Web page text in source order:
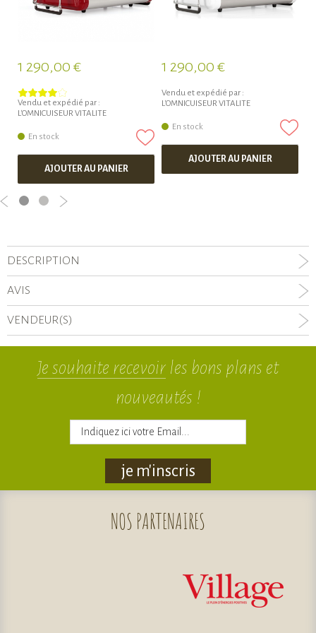
1 290,00 €
Vendu et expédié par :
L'OMNICUISEUR VITALITE
En stock
AJOUTER AU PANIER
1 290,00 €
Vendu et expédié par :
L'OMNICUISEUR VITALITE
En stock
AJOUTER AU PANIER
DESCRIPTION
AVIS
VENDEUR(S)
Je souhaite recevoirles bons plans et
nouveautés !
je m'inscris
NOS PARTENAIRES